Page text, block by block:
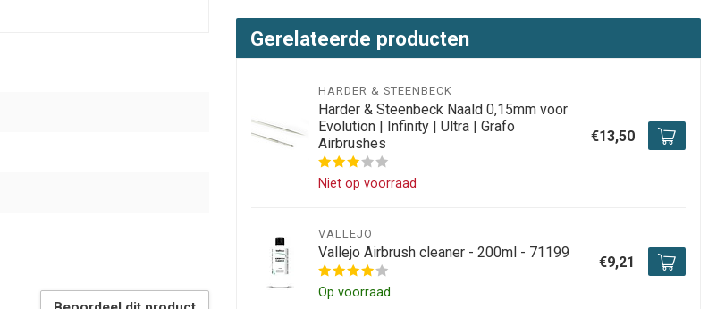
Gerelateerde producten
HARDER & STEENBECK
Harder & Steenbeck Naald 0,15mm voor
Evolution | Infinity | Ultra | Grafo
Airbrushes
Niet op voorraad
€13,50
VALLEJO
Vallejo Airbrush cleaner - 200ml - 71199
Op voorraad
€9,21